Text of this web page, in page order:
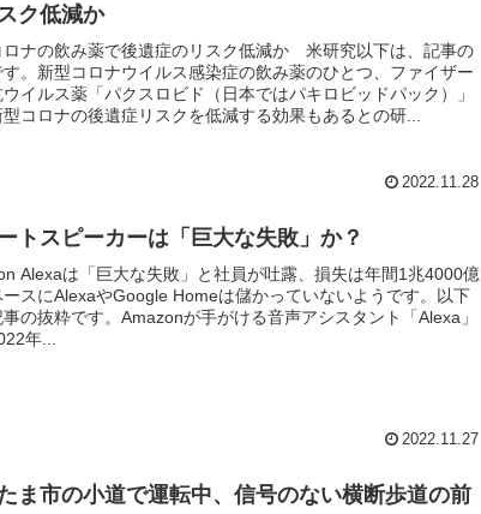
ク低減か
ロナの飲み薬で後遺症のリスク低減か 米研究以下は、記事の
す。新型コロナウイルス感染症の飲み薬のひとつ、ファイザー
イルス薬「パクスロビド（日本ではパキロビッドパック）」
コロナの後遺症リスクを低減する効果もあるとの研...
2022.11.28
トスピーカーは「巨大な失敗」か？
Alexaは「巨大な失敗」と社員が吐露、損失は年間1兆4000億
ースにAlexaやGoogle Homeは儲かっていないようです。以下
事の抜粋です。Amazonが手がける音声アシスタント「Alexa」
年...
2022.11.27
ま市の小道で運転中、信号のない横断歩道の前